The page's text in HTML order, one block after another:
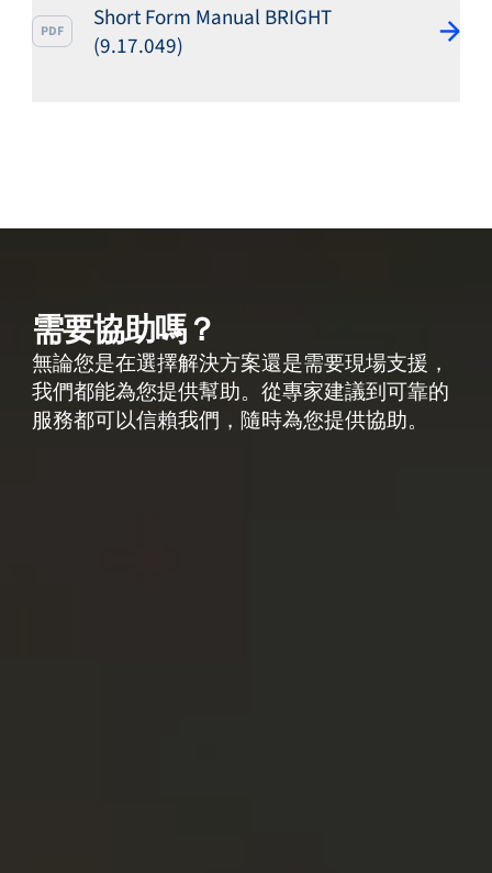
PDF
Short Form Manual BRIGHT
(9.17.049)
需要協助嗎？
無論您是在選擇解決方案還是需要現場支援，
我們都能為您提供幫助。從專家建議到可靠的
服務都可以信賴我們，隨時為您提供協助。